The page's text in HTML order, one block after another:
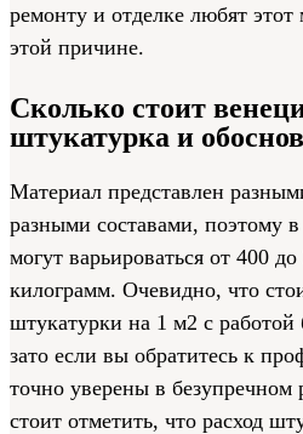
ремонту и отделке любят этот
этой причине.
Сколько стоит
штукатурка и
Материал представлен
разными составами, поэтому
могут варьироваться от 400
килограмм. Очевидно, что
штукатурки на 1 м2 с
зато если вы обратитесь к
точно уверены в безупречном
стоит отметить, что расход